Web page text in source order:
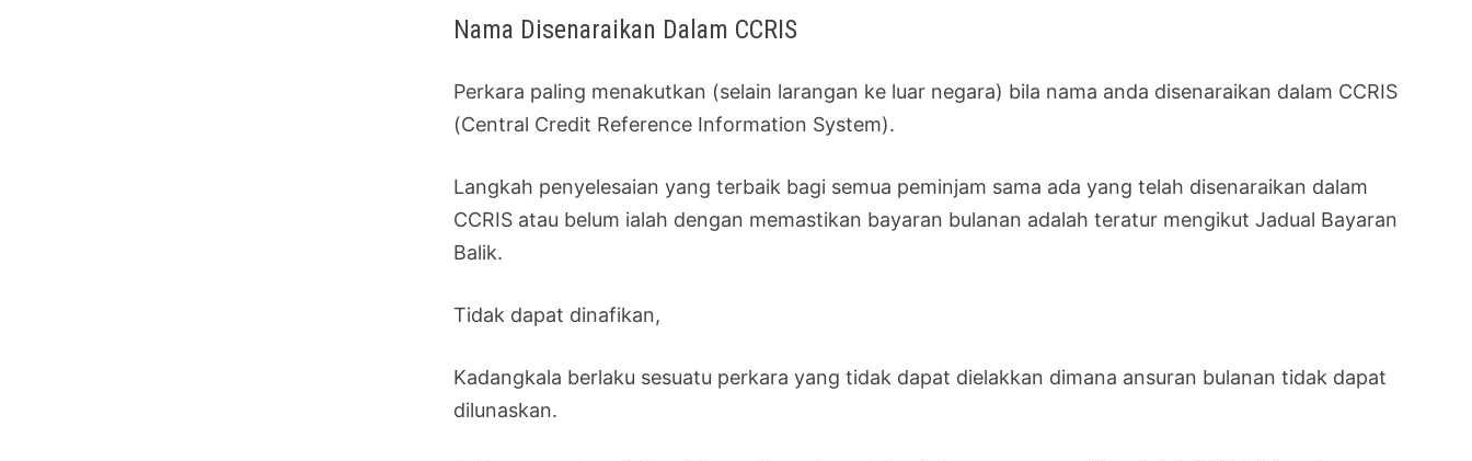
Nama Disenaraikan Dalam CCRIS
Perkara paling menakutkan (selain larangan ke luar negara) bila nama anda disenaraikan dalam CCRIS
(Central Credit Reference Information System).
Langkah penyelesaian yang terbaik bagi semua peminjam sama ada yang telah disenaraikan dalam
CCRIS atau belum ialah dengan memastikan bayaran bulanan adalah teratur mengikut Jadual Bayaran
Balik.
Tidak dapat dinafikan,
Kadangkala berlaku sesuatu perkara yang tidak dapat dielakkan dimana ansuran bulanan tidak dapat
dilunaskan.